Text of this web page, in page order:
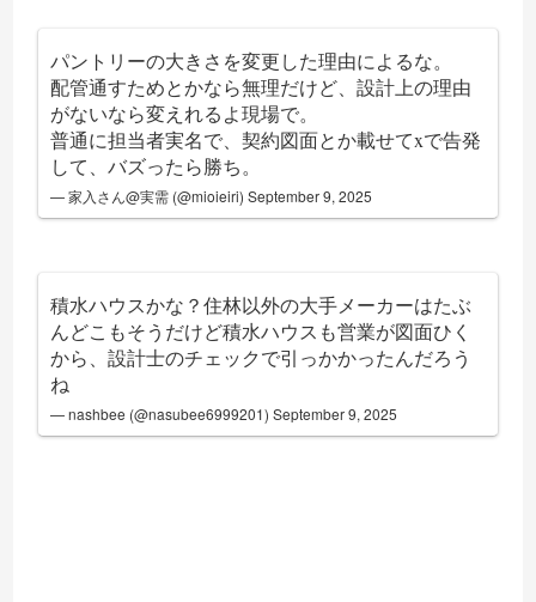
パントリーの大きさを変更した理由によるな。
配管通すためとかなら無理だけど、設計上の理由
がないなら変えれるよ現場で。
普通に担当者実名で、契約図面とか載せてxで告発
して、バズったら勝ち。
— 家入さん@実需 (@mioieiri)September 9, 2025
積水ハウスかな？住林以外の大手メーカーはたぶ
んどこもそうだけど積水ハウスも営業が図面ひく
から、設計士のチェックで引っかかったんだろう
ね
— nashbee (@nasubee6999201)September 9, 2025